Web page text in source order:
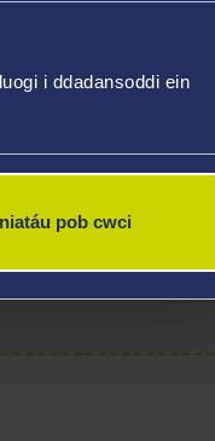
i ddadansoddi ein
pob cwci